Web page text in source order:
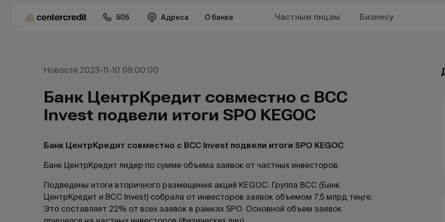
505 Адреса О банке Частным лицам Бизнесу
Новости 2023-11-10 09:00:00
Банк ЦентрКредит совместно с BCC
Invest подвели итоги SPO KEGOC
Банк ЦентрКредит совместно с BCC Invest подвели итоги SPO KEGOC
Банк ЦентрКредит лидер по сумме объема заявок от частных инвесторов.
Подведены итоги вторичного размещения акций KEGOC. Группа BCC (Банк
ЦентрКредит и BCC Invest) собрала от инвесторов заявок объемом 7,5 млрд теңге.
Это составляет 22% от всех заявок в рамках SPO. Основной объем заявок